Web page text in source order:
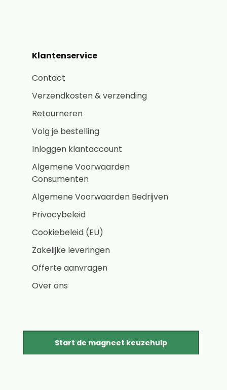
Klantenservice
Contact
Verzendkosten & verzending
Retourneren
Volg je bestelling
Inloggen klantaccount
Algemene Voorwaarden
Consumenten
Algemene Voorwaarden Bedrijven
Privacybeleid
Cookiebeleid (EU)
Zakelijke leveringen
Offerte aanvragen
Over ons
Start de magneet keuzehulp